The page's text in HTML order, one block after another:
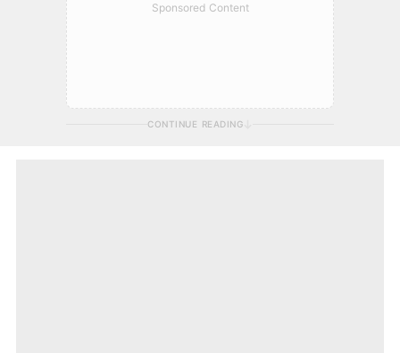
Sponsored Content
CONTINUE READING